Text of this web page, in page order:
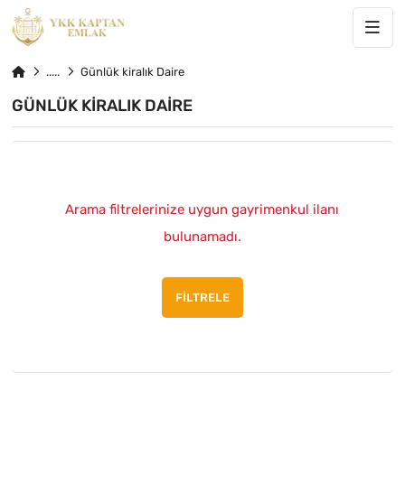
Günlük kiralık Daire
GÜNLÜK KIRALIK DAIRE
Arama filtrelerinize uygun gayrimenkul ilanı
bulunamadı.
FILTRELE